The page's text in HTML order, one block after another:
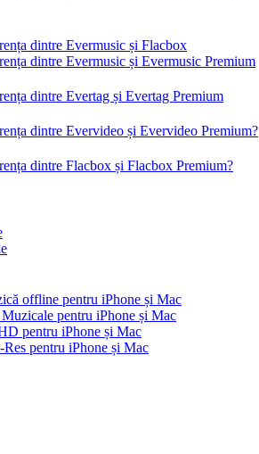
dintre Evermusic și Flacbox
dintre Evermusic și Evermusic Premium
dintre Evertag și Evertag Premium
dintre Evervideo și Evervideo Premium?
dintre Flacbox și Flacbox Premium?
offline pentru iPhone și Mac
pentru iPhone și Mac
pentru iPhone și Mac
pentru iPhone și Mac